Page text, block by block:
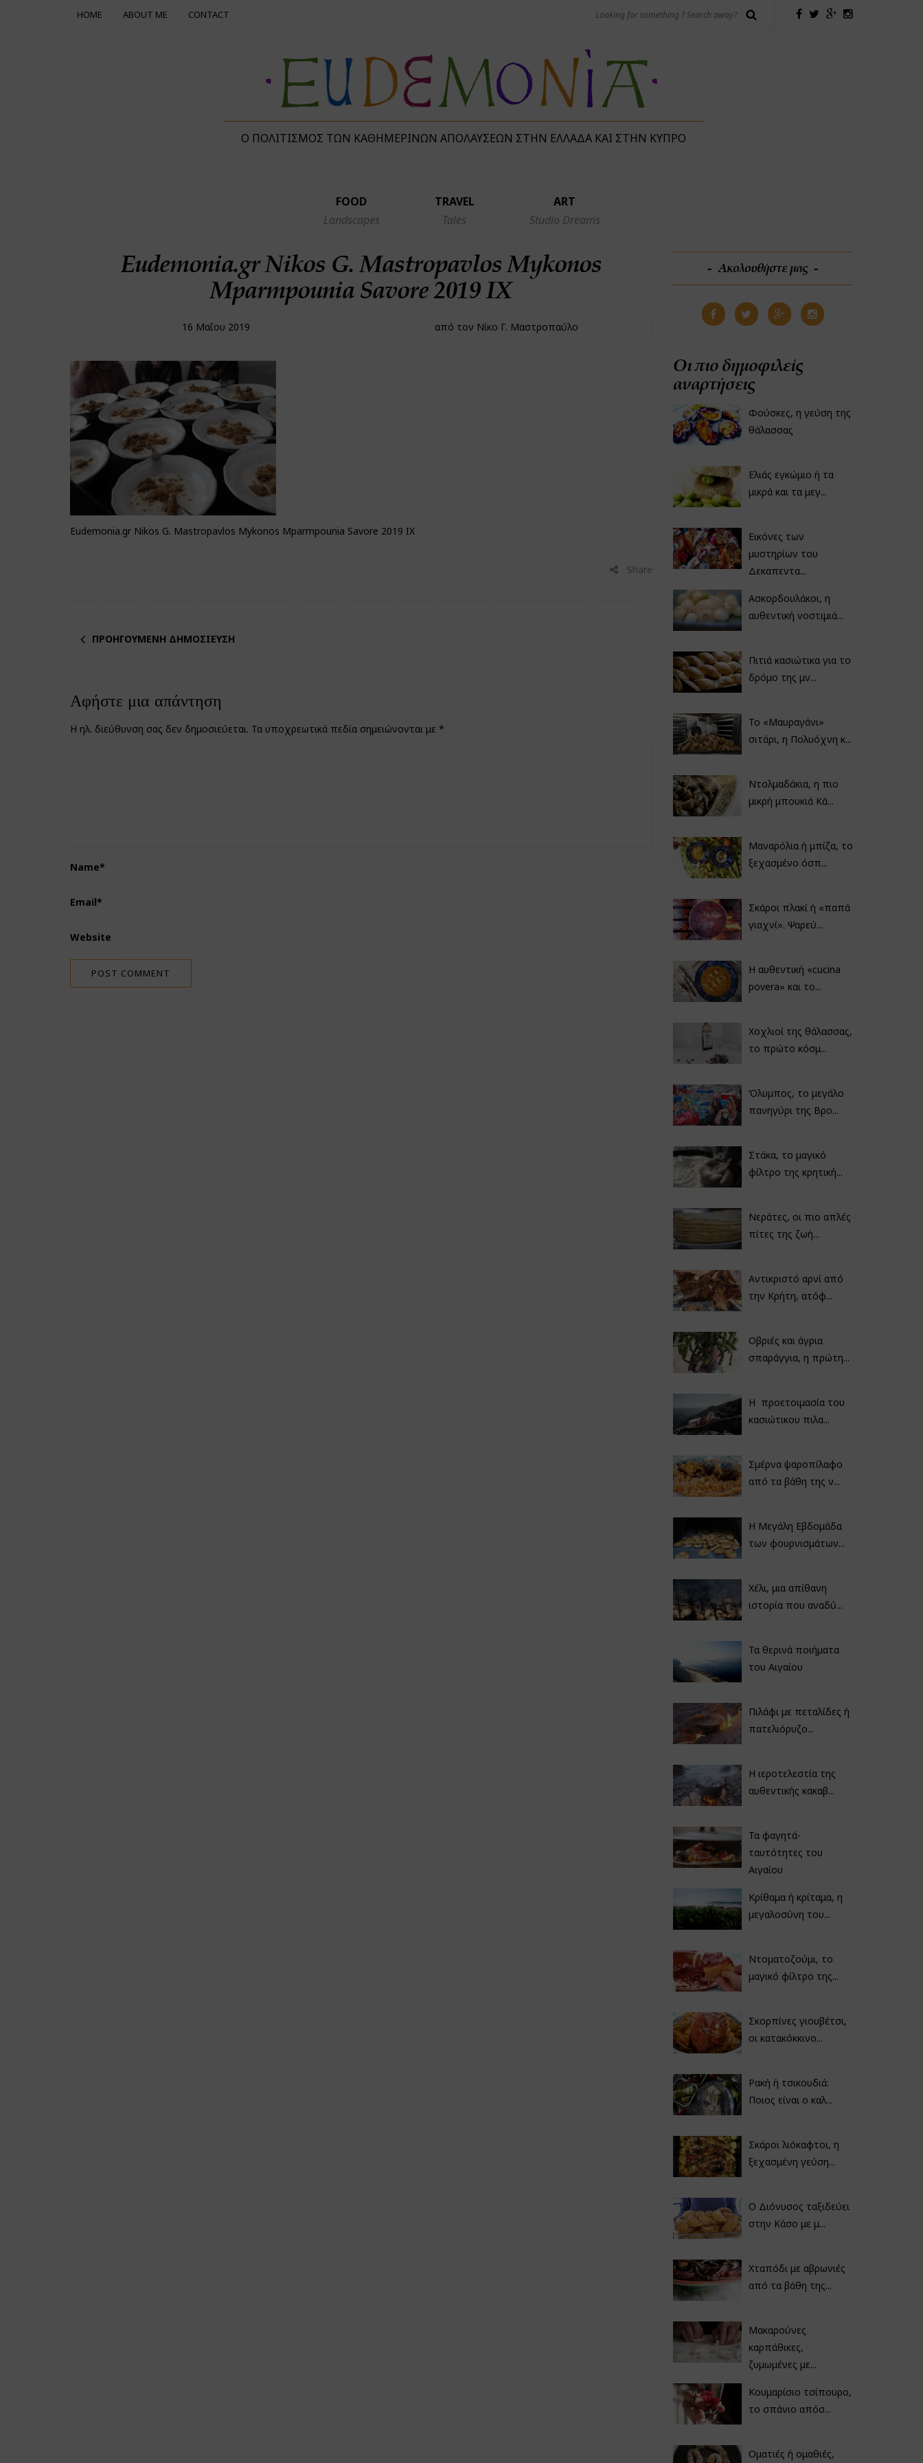
HOME ABOUT ME CONTACT
Ο ΠΟΛΙΤΙΣΜΌΣ ΤΩΝ ΚΑΘΗΜΕΡΙΝΏΝ ΑΠΟΛΑΎΣΕΩΝ ΣΤΗΝ ΕΛΛΆΔΑ ΚΑΙ ΣΤΗΝ ΚΎΠΡΟ
FOOD
Landscapes
TRAVEL
Tales
ART
Studio Dreams
Eudemonia.gr Nikos G. Mastropavlos Mykonos
Mparmpounia Savore 2019 IX
16 Μαΐου 2019 από τον Νίκο Γ. Μαστροπαύλο
Eudemonia.gr Nikos G. Mastropavlos Mykonos Mparmpounia Savore 2019 IX
Share
ΠΡΟΗΓΟΎΜΕΝΗ ΔΗΜΟΣΊΕΥΣΗ
Αφήστε μια απάντηση
Η ηλ. διεύθυνση σας δεν δημοσιεύεται. Τα υποχρεωτικά πεδία σημειώνονται με *
Name*
Email*
Website
Ακολουθήστε μας
Οι πιο δημοφιλείς
αναρτήσεις
Φούσκες, η γεύση της
θάλασσας
Ελιάς εγκώμιο ή τα
μικρά και τα μεγ...
Εικόνες των
μυστηρίων του
Δεκαπεντα...
Ασκορδουλάκοι, η
αυθεντική νοστιμιά...
Πιτιά κασιώτικα για το
δρόμο της μν...
Το «Μαυραγάνι»
σιτάρι, η Πολυόχνη κ...
Ντολμαδάκια, η πιο
μικρή μπουκιά Κά...
Μαναρόλια ή μπίζα, το
ξεχασμένο όσπ...
Σκάροι πλακί ή «παπά
γιαχνί». Ψαρεύ...
Η αυθεντική «cucina
povera» και το...
Χοχλιοί της θάλασσας,
το πρώτο κόσμ...
Όλυμπος, το μεγάλο
πανηγύρι της Βρο...
Στάκα, το μαγικό
φίλτρο της κρητική...
Νεράτες, οι πιο απλές
πίτες της ζωή...
Αντικριστό αρνί από
την Κρήτη, ατόφ...
Οβριές και άγρια
σπαράγγια, η πρώτη...
Η προετοιμασία του
κασιώτικου πιλα...
Σμέρνα ψαροπίλαφο
από τα βάθη της ν...
Η Μεγάλη Εβδομάδα
των φουρνισμάτων...
Χέλι, μια απίθανη
ιστορία που αναδύ...
Τα θερινά ποιήματα
του Αιγαίου
Πιλάφι με πεταλίδες ή
πατελιόρυζο...
Η ιεροτελεστία της
αυθεντικής κακαβ...
Τα φαγητά-
ταυτότητες του
Αιγαίου
Κρίθαμα ή κρίταμα, η
μεγαλοσύνη του...
Ντοματοζούμι, το
μαγικό φίλτρο της...
Σκορπίνες γιουβέτσι,
οι κατακόκκινο...
Ρακή ή τσικουδιά:
Ποιος είναι ο καλ...
Σκάροι λιόκαφτοι, η
ξεχασμένη γεύση...
Ο Διόνυσος ταξιδεύει
στην Κάσο με μ...
Χταπόδι με αβρωνιές
από τα βάθη της...
Μακαρούνες
καρπάθικες,
ζυμωμένες με...
Κουμαρίσιο τσίπουρο,
το σπάνιο απόσ...
Οματιές ή ομαθιές,